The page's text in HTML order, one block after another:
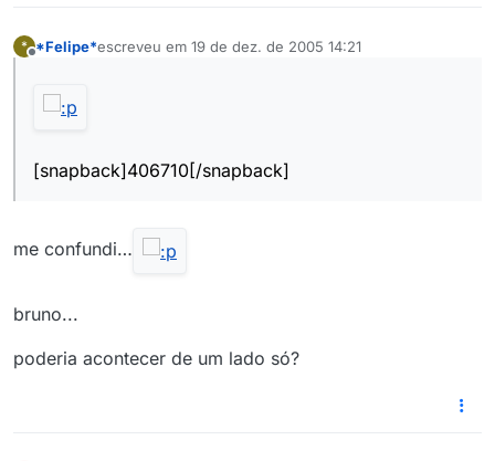
* *Felipe*escreveu em 19 de dez. de 2005 14:21
última edição por
[snapback]406710[/snapback]
me confundi…
bruno...
poderia acontecer de um lado só?